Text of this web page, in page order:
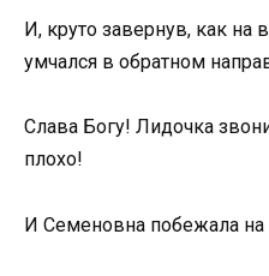
И, круто завернув, как
умчался в обратном
Слава Богу! Лидочка
плохо!
И Семеновна побежала на